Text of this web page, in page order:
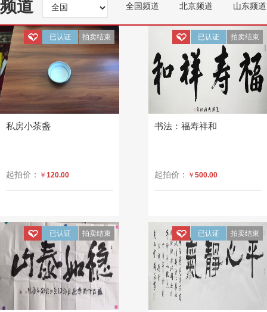
频道 全国频道 北京频道 山东频道
拍卖结束
已认证
私房小茶盏
起拍价： ￥ 120.00
拍卖结束
已认证
书法：福寿祥和
起拍价： ￥ 500.00
拍卖结束
已认证 拍卖结束
已认证